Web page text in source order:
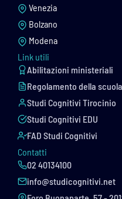
Venezia
Bolzano
Modena
Link utili
Abilitazioni ministeriali
Regolamento della scuola
Studi Cognitivi Tirocinio
Studi Cognitivi EDU
FAD Studi Cognitivi
Contatti
02 40134100
info@studicognitivi.net